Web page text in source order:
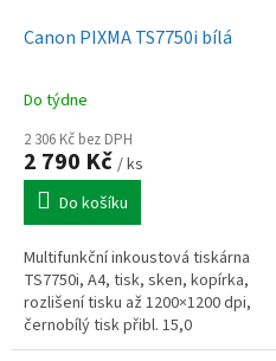
Canon PIXMA TS7750i bílá
Do týdne
2 306 Kč bez DPH
2 790 Kč / ks
Do košíku
Multifunkční inkoustová tiskárna
TS7750i, A4, tisk, sken, kopírka,
rozlišení tisku až 1200×1200 dpi,
černobílý tisk přibl. 15,0
obr./min, barevný tisk přibl. 10